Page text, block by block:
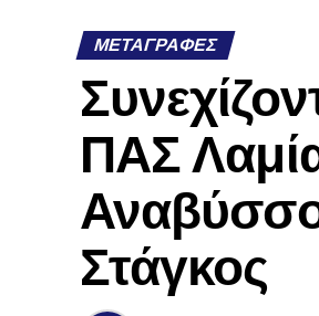
ΜΕΤΑΓΡΑΦΈΣ
ΠΑΣ
Στάγκος